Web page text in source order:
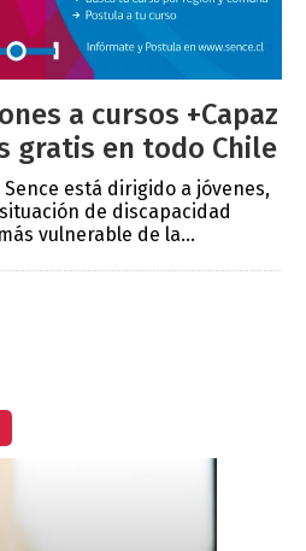
a cursos +Capaz
gratis en todo Chile
Sence está dirigido a jóvenes,
de discapacidad
vulnerable de la...